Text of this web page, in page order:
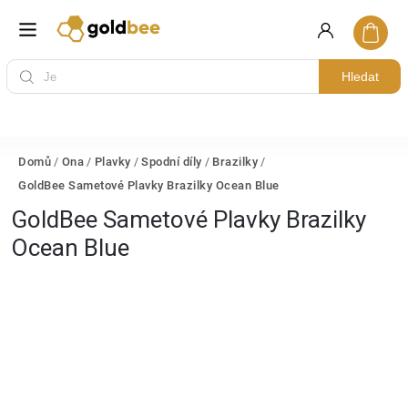
Hledat
Domů / Ona / Plavky / Spodní díly / Brazilky /
GoldBee Sametové Plavky Brazilky Ocean Blue
GoldBee Sametové Plavky Brazilky
Ocean Blue